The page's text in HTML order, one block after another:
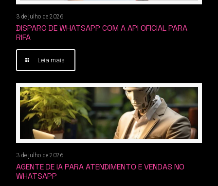
3 de julho de 2026
DISPARO DE WHATSAPP COM A API OFICIAL PARA
RIFA
Leia mais
3 de julho de 2026
AGENTE DE IA PARA ATENDIMENTO E VENDAS NO
WHATSAPP